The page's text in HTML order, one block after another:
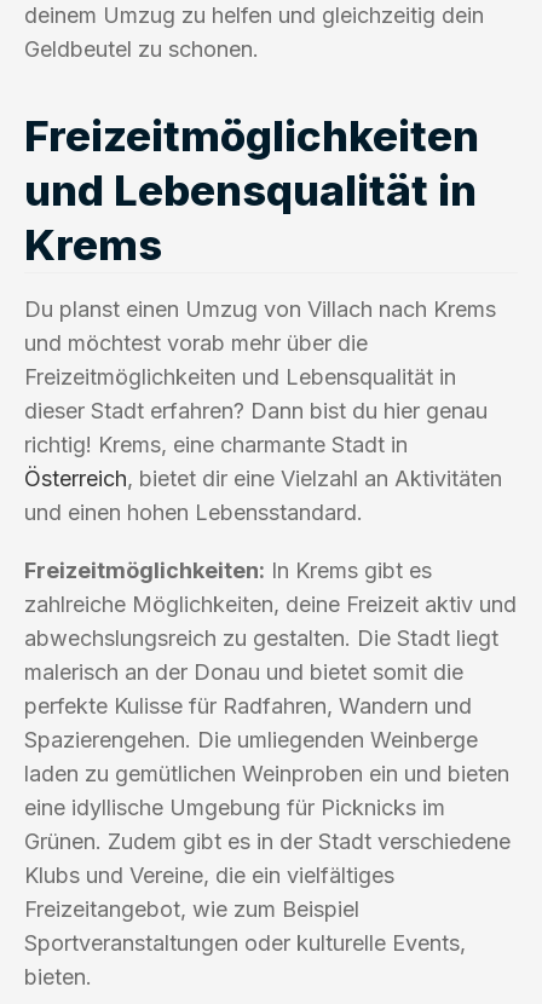
deinem Umzug zu helfen und gleichzeitig dein
Geldbeutel zu schonen.
Freizeitmöglichkeiten
und Lebensqualität in
Krems
Du planst einen Umzug von Villach nach Krems
und möchtest vorab mehr über die
Freizeitmöglichkeiten und Lebensqualität in
dieser Stadt erfahren? Dann bist du hier genau
richtig! Krems, eine charmante Stadt in
Österreich, bietet dir eine Vielzahl an Aktivitäten
und einen hohen Lebensstandard.
Freizeitmöglichkeiten: In Krems gibt es
zahlreiche Möglichkeiten, deine Freizeit aktiv und
abwechslungsreich zu gestalten. Die Stadt liegt
malerisch an der Donau und bietet somit die
perfekte Kulisse für Radfahren, Wandern und
Spazierengehen. Die umliegenden Weinberge
laden zu gemütlichen Weinproben ein und bieten
eine idyllische Umgebung für Picknicks im
Grünen. Zudem gibt es in der Stadt verschiedene
Klubs und Vereine, die ein vielfältiges
Freizeitangebot, wie zum Beispiel
Sportveranstaltungen oder kulturelle Events,
bieten.